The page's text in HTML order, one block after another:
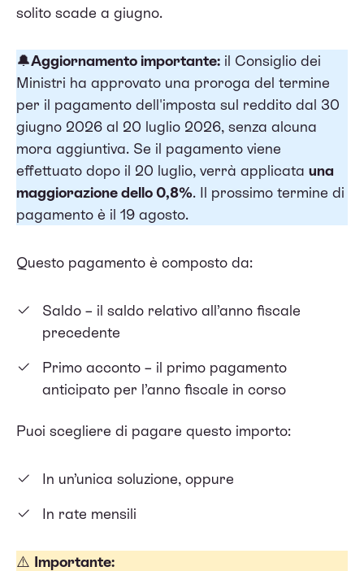
solito scade a giugno.
🔔Aggiornamento importante: il Consiglio dei
Ministri ha approvato una proroga del termine
per il pagamento dell'imposta sul reddito dal 30
giugno 2026 al 20 luglio 2026, senza alcuna
mora aggiuntiva. Se il pagamento viene
effettuato dopo il 20 luglio, verrà applicata una
maggiorazione dello 0,8%. Il prossimo termine di
pagamento è il 19 agosto.
Questo pagamento è composto da:
Saldo – il saldo relativo all’anno fiscale
precedente
Primo acconto – il primo pagamento
anticipato per l’anno fiscale in corso
Puoi scegliere di pagare questo importo:
In un’unica soluzione, oppure
In rate mensili
⚠️ Importante: